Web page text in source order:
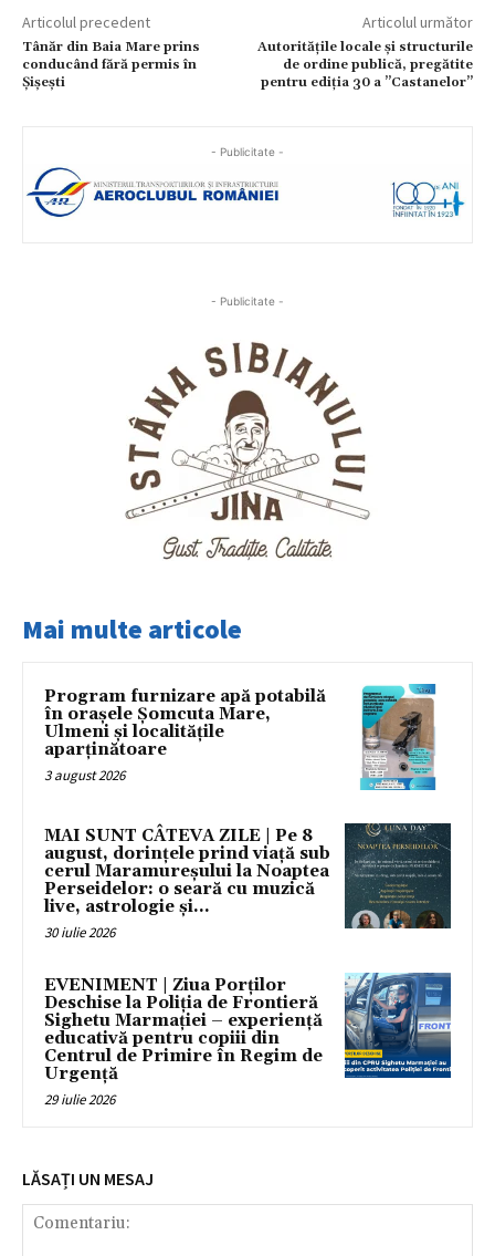
Articolul precedent
Tânăr din Baia Mare prins
conducând fără permis în
Șișești
Articolul următor
Autoritățile locale și structurile
de ordine publică, pregătite
pentru ediția 30 a ”Castanelor”
- Publicitate -
- Publicitate -
Mai multe articole
Program furnizare apă potabilă
în orașele Șomcuta Mare,
Ulmeni și localitățile
aparținătoare
3 august 2026
MAI SUNT CÂTEVA ZILE | Pe 8
august, dorințele prind viață sub
cerul Maramureșului la Noaptea
Perseidelor: o seară cu muzică
live, astrologie și...
30 iulie 2026
EVENIMENT | Ziua Porților
Deschise la Poliția de Frontieră
Sighetu Marmației – experiență
educativă pentru copiii din
Centrul de Primire în Regim de
Urgență
29 iulie 2026
LĂSAȚI UN MESAJ